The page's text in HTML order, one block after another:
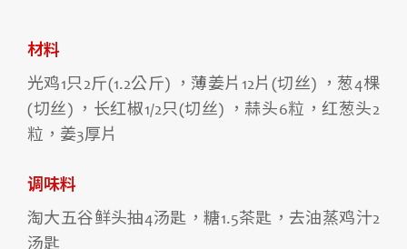
材料
光鸡1只2斤(1.2公斤) ，薄姜片12片(切丝) ，葱4棵
(切丝) ，长红椒1/2只(切丝) ，蒜头6粒，红葱头2
粒，姜3厚片
调味料
淘大五谷鲜头抽4汤匙，糖1.5茶匙，去油蒸鸡汁2
汤匙